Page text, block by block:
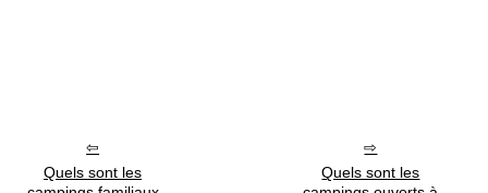
Quels sont les
Quels sont les